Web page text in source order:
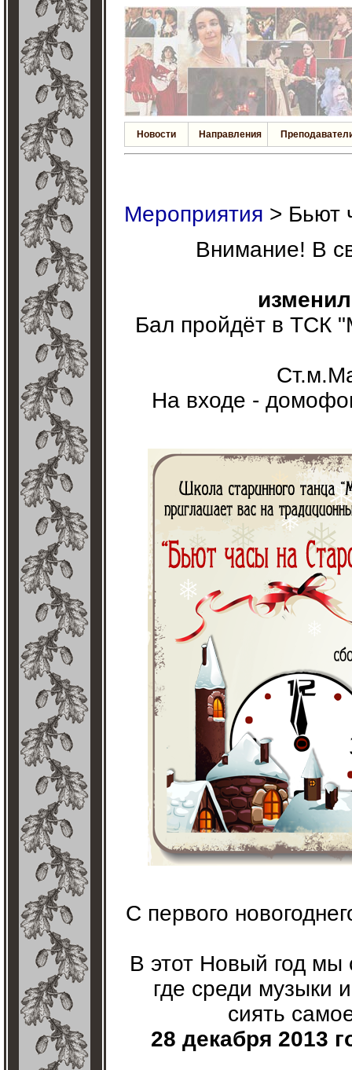
Новости Направления
Мероприятия > Бьют
Внимание! В
Бал пройдёт в ТСК
На входе -
С первого
В этот Новый год мы
где среди музыки
сиять
28 декабря 2013